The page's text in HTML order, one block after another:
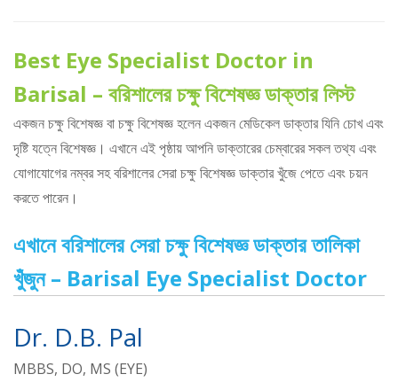
Best Eye Specialist Doctor in
Barisal – বরিশালের চক্ষু বিশেষজ্ঞ ডাক্তার লিস্ট
একজন চক্ষু বিশেষজ্ঞ বা চক্ষু বিশেষজ্ঞ হলেন একজন মেডিকেল ডাক্তার যিনি চোখ এবং
দৃষ্টি যত্নে বিশেষজ্ঞ। এখানে এই পৃষ্ঠায় আপনি ডাক্তারের চেম্বারের সকল তথ্য এবং
যোগাযোগের নম্বর সহ বরিশালের সেরা চক্ষু বিশেষজ্ঞ ডাক্তার খুঁজে পেতে এবং চয়ন
করতে পারেন।
এখানে বরিশালের সেরা চক্ষু বিশেষজ্ঞ ডাক্তার তালিকা
খুঁজুন – Barisal Eye Specialist Doctor
Dr. D.B. Pal
MBBS, DO, MS (EYE)